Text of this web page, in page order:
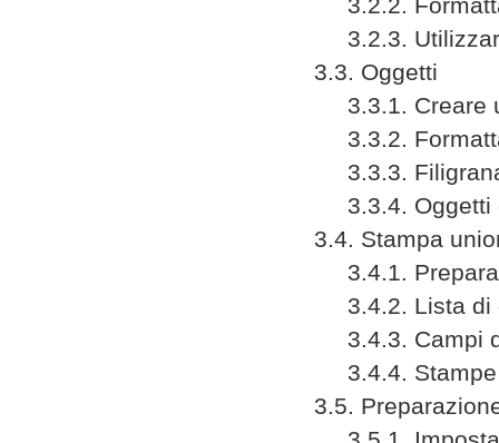
3.2.3.
3.3. Oggetti
3.3.1. Creare
3.3.2.
3.3.3. Filigrana
3.3.4. Oggetti
3.4. Stampa
3.4.1.
3.4.2. Lista di
3.4.3. Campi
3.4.4. Stampe
3.5.